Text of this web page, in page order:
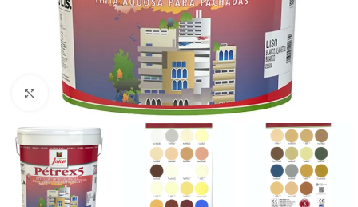
Clic para ampliar